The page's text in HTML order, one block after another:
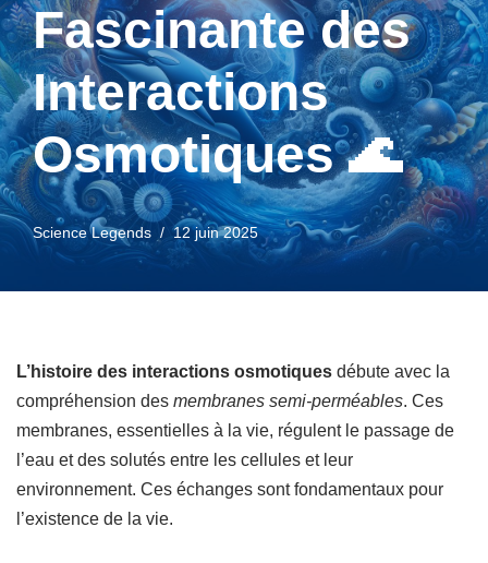
Fascinante des
Interactions
Osmotiques 🌊
Science Legends 12 juin 2025
L’histoire des interactions osmotiques débute avec la
compréhension des membranes semi-perméables. Ces
membranes, essentielles à la vie, régulent le passage de
l’eau et des solutés entre les cellules et leur
environnement. Ces échanges sont fondamentaux pour
l’existence de la vie.